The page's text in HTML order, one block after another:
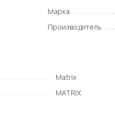
Марка
Производитель
Matrix
MATRIX